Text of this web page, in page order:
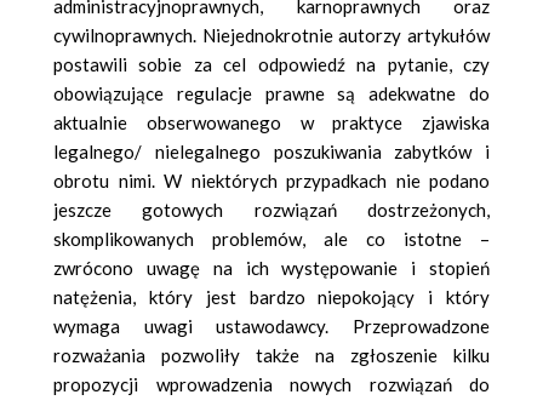
administracyjnoprawnych, karnoprawnych oraz
cywilnoprawnych. Niejednokrotnie autorzy artykułów
postawili sobie za cel odpowiedź na pytanie, czy
obowiązujące regulacje prawne są adekwatne do
aktualnie obserwowanego w praktyce zjawiska
legalnego/ nielegalnego poszukiwania zabytków i
obrotu nimi. W niektórych przypadkach nie podano
jeszcze gotowych rozwiązań dostrzeżonych,
skomplikowanych problemów, ale co istotne –
zwrócono uwagę na ich występowanie i stopień
natężenia, który jest bardzo niepokojący i który
wymaga uwagi ustawodawcy. Przeprowadzone
rozważania pozwoliły także na zgłoszenie kilku
propozycji wprowadzenia nowych rozwiązań do